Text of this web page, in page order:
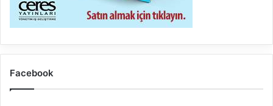
Facebook